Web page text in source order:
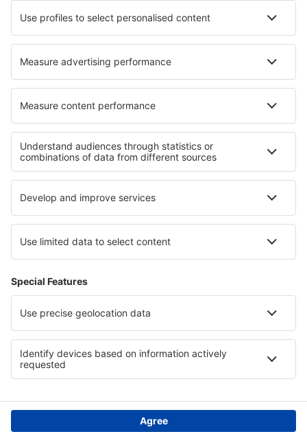
Hotels in Fort Hood
Hotels in Northern Hungarian Plains
Hotels in Central Transdanubia
Hotels in Western Transdanubia Hotels auf Mykonos
Hotels in Kappadokien Hotels auf Kos
Hotels in Kenai Fjords National Park Hotels in Salzburg Region